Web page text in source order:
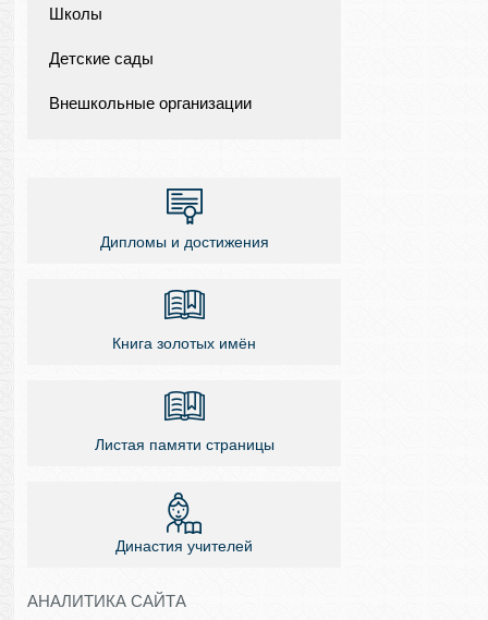
Школы
Детские сады
Внешкольные организации
Дипломы и достижения
Книга золотых имён
Листая памяти страницы
Династия учителей
АНАЛИТИКА САЙТА